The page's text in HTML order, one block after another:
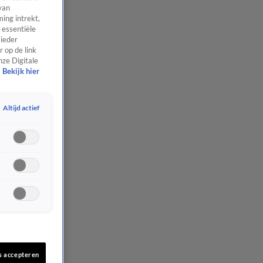
intrekt,
op de link
Digitale
Bekijk hier
Altijd actief
accepteren